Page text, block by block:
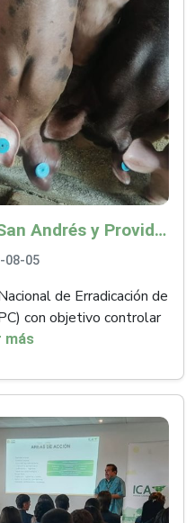
La OMSA reconoció a San Andrés y Providencia como zona libre de Peste Porcina Clásica (PPC)
08-05
de Erradicación de
con objetivo controlar
más